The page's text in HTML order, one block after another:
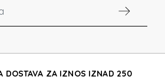
DOSTAVA ZA IZNOS IZNAD 250